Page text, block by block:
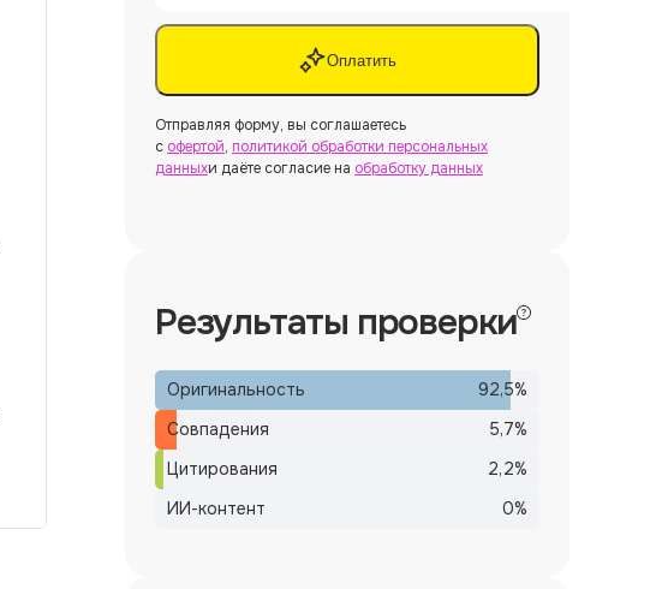
Оплатить
Отправляя форму, вы соглашаетесь
с офертой, политикой обработки персональных
данныхи даёте согласие на обработку данных
Результаты проверки
Оригинальность 92,5%
Совпадения
5,7%
Цитирования
2,2%
ИИ-контент
0%